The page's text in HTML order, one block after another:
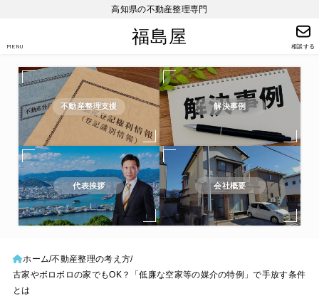
高知県の不動産整理専門
福島屋 相談する
MENU
不動産整理支援 解決事例
代表挨拶 会社概要
ホーム 不動産整理の考え方
古家やボロボロの家でもOK？「低廉な空家等の媒介の特例」で手放す条件
とは